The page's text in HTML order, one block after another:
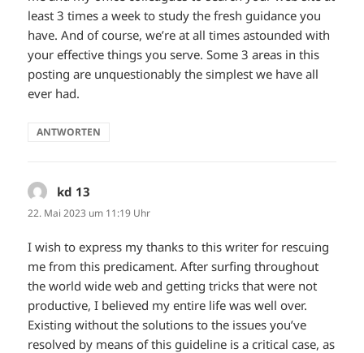
least 3 times a week to study the fresh guidance you
have. And of course, we’re at all times astounded with
your effective things you serve. Some 3 areas in this
posting are unquestionably the simplest we have all
ever had.
ANTWORTEN
kd 13
22. Mai 2023 um 11:19 Uhr
I wish to express my thanks to this writer for rescuing
me from this predicament. After surfing throughout
the world wide web and getting tricks that were not
productive, I believed my entire life was well over.
Existing without the solutions to the issues you’ve
resolved by means of this guideline is a critical case, as